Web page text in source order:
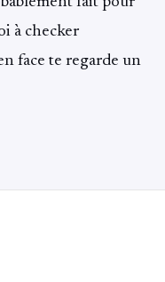
à checker
face te regarde un